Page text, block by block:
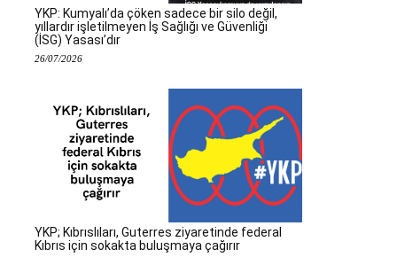
YKP: Kumyalı’da çöken sadece bir silo değil,
yıllardır işletilmeyen İş Sağlığı ve Güvenliği
(İSG) Yasası’dır
26/07/2026
YKP; Kıbrıslıları, Guterres ziyaretinde federal
Kıbrıs için sokakta buluşmaya çağırır